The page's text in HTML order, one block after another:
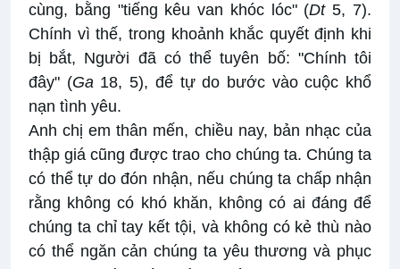
cùng, bằng "tiếng kêu van khóc lóc" (Dt5, 7).
Chính vì thế, trong khoảnh khắc quyết định khi
bị bắt, Người đã có thể tuyên bố: "Chính tôi
đây" (Ga18, 5), để tự do bước vào cuộc khổ
nạn tình yêu.
Anh chị em thân mến, chiều nay, bản nhạc của
thập giá cũng được trao cho chúng ta. Chúng ta
có thể tự do đón nhận, nếu chúng ta chấp nhận
rằng không có khó khăn, không có ai đáng để
chúng ta chỉ tay kết tội, và không có kẻ thù nào
có thể ngăn cản chúng ta yêu thương và phục